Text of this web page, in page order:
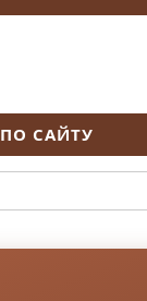
САЙТУ